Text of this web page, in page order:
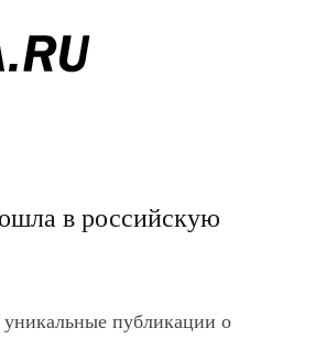
в российскую
публикации о